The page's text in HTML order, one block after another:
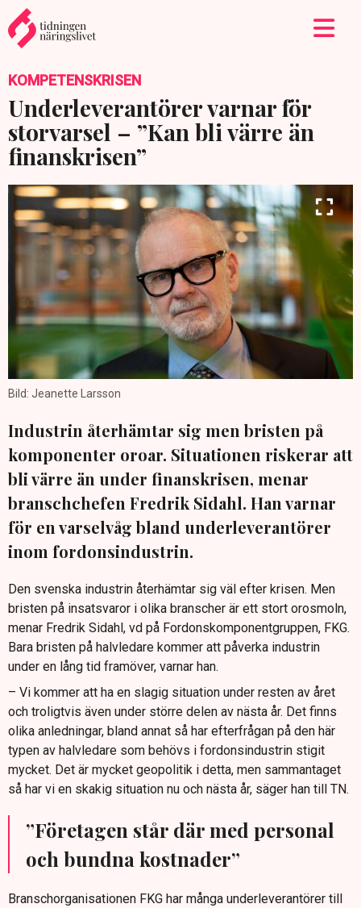
KOMPETENSKRISEN
Underleverantörer varnar för
storvarsel – ”Kan bli värre än
finanskrisen”
Bild: Jeanette Larsson
Industrin återhämtar sig men bristen på
komponenter oroar. Situationen riskerar att
bli värre än under finanskrisen, menar
branschchefen Fredrik Sidahl. Han varnar
för en varselvåg bland underleverantörer
inom fordonsindustrin.
Den svenska industrin återhämtar sig väl efter krisen. Men
bristen på insatsvaror i olika branscher är ett stort orosmoln,
menar Fredrik Sidahl, vd på Fordonskomponentgruppen, FKG.
Bara bristen på halvledare kommer att påverka industrin
under en lång tid framöver, varnar han.
– Vi kommer att ha en slagig situation under resten av året
och troligtvis även under större delen av nästa år. Det finns
olika anledningar, bland annat så har efterfrågan på den här
typen av halvledare som behövs i fordonsindustrin stigit
mycket. Det är mycket geopolitik i detta, men sammantaget
så har vi en skakig situation nu och nästa år, säger han till TN.
”Företagen står där med personal
och bundna kostnader”
Branschorganisationen FKG har många underleverantörer till